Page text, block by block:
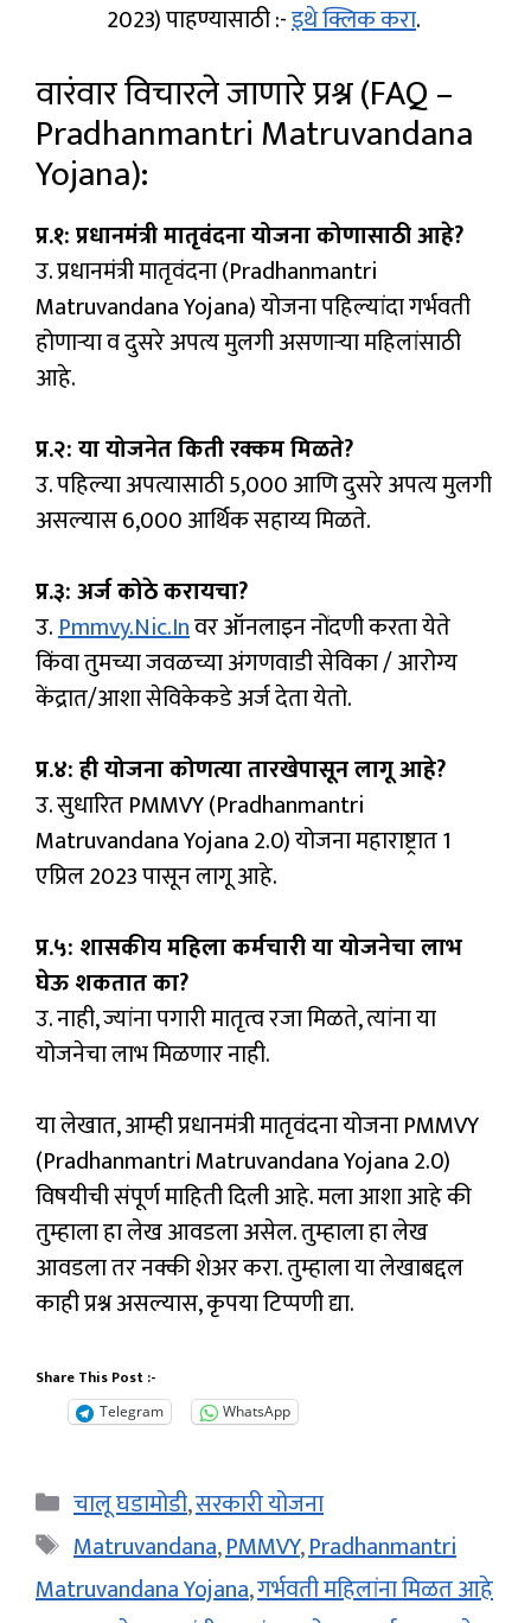
2023) पाहण्यासाठी :-इथे क्लिक करा.
वारंवार विचारले जाणारे प्रश्न (FAQ –
Pradhanmantri Matruvandana
Yojana):
प्र.१: प्रधानमंत्री मातृवंदना योजना कोणासाठी आहे?
उ. प्रधानमंत्री मातृवंदना (Pradhanmantri
Matruvandana Yojana) योजना पहिल्यांदा गर्भवती
होणाऱ्या व दुसरे अपत्य मुलगी असणाऱ्या महिलांसाठी
आहे.
प्र.२: या योजनेत किती रक्कम मिळते?
उ. पहिल्या अपत्यासाठी ₹5,000 आणि दुसरे अपत्य मुलगी
असल्यास ₹6,000 आर्थिक सहाय्य मिळते.
प्र.३: अर्ज कोठे करायचा?
उ.Pmmvy.nic.inवर ऑनलाइन नोंदणी करता येते
किंवा तुमच्या जवळच्या अंगणवाडी सेविका / आरोग्य
केंद्रात/आशा सेविकेकडे अर्ज देता येतो.
प्र.४: ही योजना कोणत्या तारखेपासून लागू आहे?
उ. सुधारित PMMVY (Pradhanmantri
Matruvandana Yojana 2.0) योजना महाराष्ट्रात 1
एप्रिल 2023 पासून लागू आहे.
प्र.५: शासकीय महिला कर्मचारी या योजनेचा लाभ
घेऊ शकतात का?
उ. नाही, ज्यांना पगारी मातृत्व रजा मिळते, त्यांना या
योजनेचा लाभ मिळणार नाही.
या लेखात, आम्ही प्रधानमंत्री मातृवंदना योजना PMMVY
(Pradhanmantri Matruvandana Yojana 2.0)
विषयीची संपूर्ण माहिती दिली आहे. मला आशा आहे की
तुम्हाला हा लेख आवडला असेल. तुम्हाला हा लेख
आवडला तर नक्की शेअर करा. तुम्हाला या लेखाबद्दल
काही प्रश्न असल्यास, कृपया टिप्पणी द्या.
Share This Post :-
Telegram WhatsApp
Categories
चालू घडामोडी,सरकारी योजना
Tags
Matruvandana,PMMVY,Pradhanmantri
Matruvandana Yojana,गर्भवती महिलांना मिळत आहे